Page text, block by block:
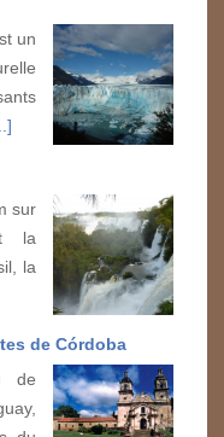
un
sur
la
la
de Córdoba
de